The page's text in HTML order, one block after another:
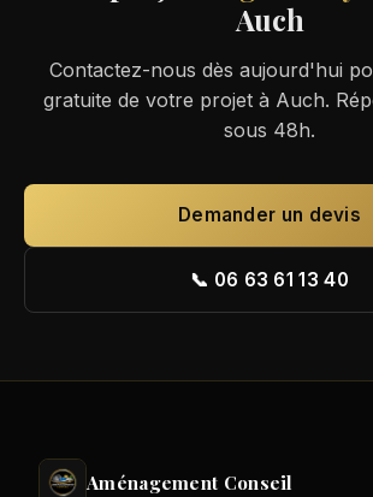
Auch
Contactez-nous dès aujourd'hui
gratuite de votre projet à Auch.
sous 48h.
Demander un devis
📞 06 63 61 13 40
Aménagement Conseil